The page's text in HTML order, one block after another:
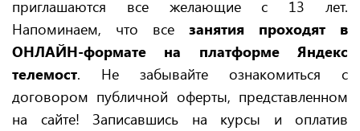
приглашаются все желающие с 13 лет.
Напоминаем, что все занятия проходят в
ОНЛАЙН-формате на платформе Яндекс
телемост. Не забывайте ознакомиться с
договором публичной оферты, представленном
на сайте! Записавшись на курсы и оплатив